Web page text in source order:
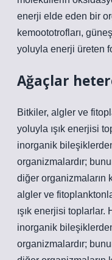
enerji elde eden bir
kemoototrofları,
yoluyla enerji üreten
Ağaçlar
Bitkiler, algler ve
yoluyla ışık enerjisi
inorganik
organizmalardır;
diğer organizmaların
algler ve
ışık enerjisi toplarlar.
inorganik
organizmalardır;